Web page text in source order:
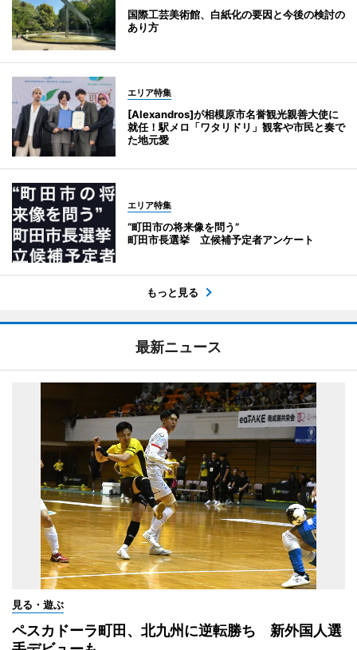
国際工芸美術館、白紙化の要因と今後の検討の
あり方
エリア特集
[Alexandros]が相模原市名誉観光親善大使に
就任！駅メロ「ワタリドリ」観客や市民と奏で
た地元愛
エリア特集
“町田市の将来像を問う”
町田市長選挙 立候補予定者アンケート
もっと見る
最新ニュース
見る・遊ぶ
ペスカドーラ町田、北九州に逆転勝ち 新外国人選